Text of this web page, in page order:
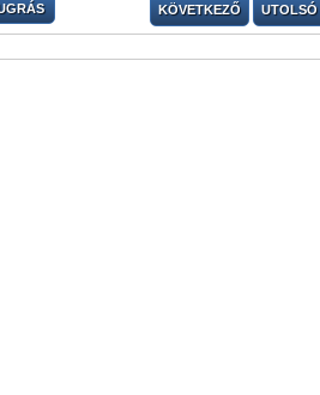
KÖVETKEZŐ UTOLSÓ